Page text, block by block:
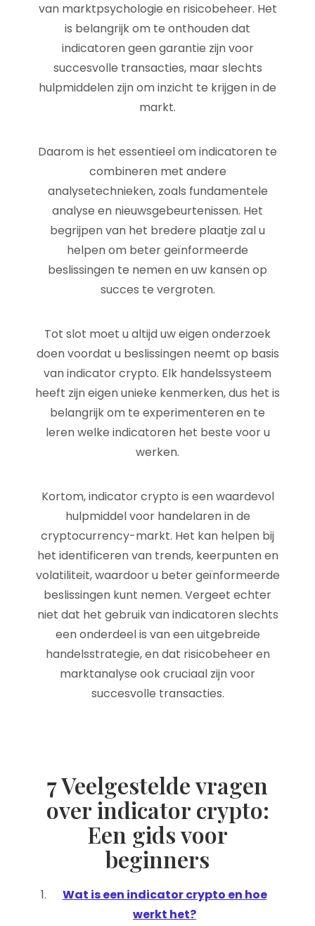
van marktpsychologie en risicobeheer. Het
is belangrijk om te onthouden dat
indicatoren geen garantie zijn voor
succesvolle transacties, maar slechts
hulpmiddelen zijn om inzicht te krijgen in de
markt.
Daarom is het essentieel om indicatoren te
combineren met andere
analysetechnieken, zoals fundamentele
analyse en nieuwsgebeurtenissen. Het
begrijpen van het bredere plaatje zal u
helpen om beter geïnformeerde
beslissingen te nemen en uw kansen op
succes te vergroten.
Tot slot moet u altijd uw eigen onderzoek
doen voordat u beslissingen neemt op basis
van indicator crypto. Elk handelssysteem
heeft zijn eigen unieke kenmerken, dus het is
belangrijk om te experimenteren en te
leren welke indicatoren het beste voor u
werken.
Kortom, indicator crypto is een waardevol
hulpmiddel voor handelaren in de
cryptocurrency-markt. Het kan helpen bij
het identificeren van trends, keerpunten en
volatiliteit, waardoor u beter geïnformeerde
beslissingen kunt nemen. Vergeet echter
niet dat het gebruik van indicatoren slechts
een onderdeel is van een uitgebreide
handelsstrategie, en dat risicobeheer en
marktanalyse ook cruciaal zijn voor
succesvolle transacties.
7 Veelgestelde vragen
over indicator crypto:
Een gids voor
beginners
Wat is een indicator crypto en hoe
werkt het?